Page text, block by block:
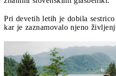
Pri devetih letih je dobila
kar je zaznamovalo njeno